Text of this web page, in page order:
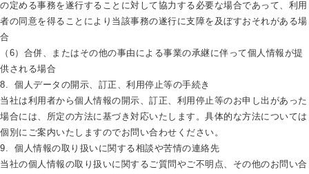
の定める事務を遂行することに対して協力する必要な場合であって、利用
者の同意を得ることにより当該事務の遂行に支障を及ぼすおそれがある場
合
（6）合併、またはその他の事由による事業の承継に伴って個人情報が提
供される場合
8. 個人データの開示、訂正、利用停止等の手続き
当社は利用者から個人情報の開示、訂正、利用停止等のお申し出があった
場合には、所定の方法に基づき対応いたします。具体的な方法については
個別にご案内いたしますのでお問い合わせください。
9. 個人情報の取り扱いに関する相談や苦情の連絡先
当社の個人情報の取り扱いに関するご質問やご不明点、その他のお問い合